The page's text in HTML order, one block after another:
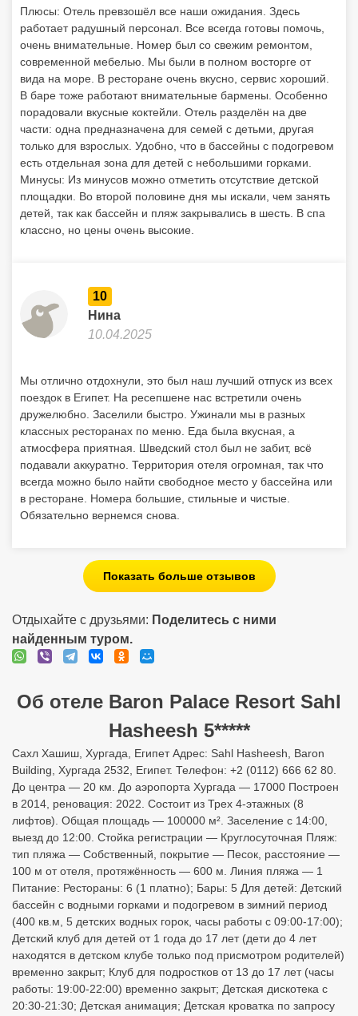
Плюсы: Отель превзошёл все наши ожидания. Здесь
работает радушный персонал. Все всегда готовы помочь,
очень внимательные. Номер был со свежим ремонтом,
современной мебелью. Мы были в полном восторге от
вида на море. В ресторане очень вкусно, сервис хороший.
В баре тоже работают внимательные бармены. Особенно
порадовали вкусные коктейли. Отель разделён на две
части: одна предназначена для семей с детьми, другая
только для взрослых. Удобно, что в бассейны с подогревом
есть отдельная зона для детей с небольшими горками.
Минусы: Из минусов можно отметить отсутствие детской
площадки. Во второй половине дня мы искали, чем занять
детей, так как бассейн и пляж закрывались в шесть. В спа
классно, но цены очень высокие.
10
Нина
10.04.2025
Мы отлично отдохнули, это был наш лучший отпуск из всех
поездок в Египет. На ресепшене нас встретили очень
дружелюбно. Заселили быстро. Ужинали мы в разных
классных ресторанах по меню. Еда была вкусная, а
атмосфера приятная. Шведский стол был не забит, всё
подавали аккуратно. Территория отеля огромная, так что
всегда можно было найти свободное место у бассейна или
в ресторане. Номера большие, стильные и чистые.
Обязательно вернемся снова.
Показать больше отзывов
Отдыхайте с друзьями: Поделитесь с ними
найденным туром.
Об отеле Baron Palace Resort Sahl
Hasheesh 5*****
Сахл Хашиш, Хургада, Египет Адрес: Sahl Hasheesh, Baron
Building, Хургада 2532, Египет. Телефон: +2 (0112) 666 62 80.
До центра — 20 км. До аэропорта Хургада — 17000 Построен
в 2014, реновация: 2022. Состоит из Трех 4-этажных (8
лифтов). Общая площадь — 100000 м². Заселение с 14:00,
выезд до 12:00. Стойка регистрации — Круглосуточная Пляж:
тип пляжа — Собственный, покрытие — Песок, расстояние —
100 м от отеля, протяжённость — 600 м. Линия пляжа — 1
Питание: Рестораны: 6 (1 платно); Бары: 5 Для детей: Детский
бассейн с водными горками и подогревом в зимний период
(400 кв.м, 5 детских водных горок, часы работы с 09:00-17:00);
Детский клуб для детей от 1 года до 17 лет (дети до 4 лет
находятся в детском клубе только под присмотром родителей)
временно закрыт; Клуб для подростков от 13 до 17 лет (часы
работы: 19:00-22:00) временно закрыт; Детская дискотека с
20:30-21:30; Детская анимация; Детская кроватка по запросу